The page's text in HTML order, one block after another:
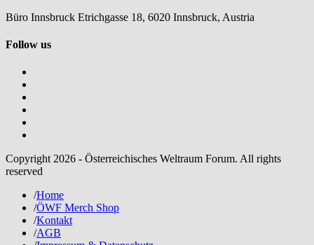
Büro Innsbruck Etrichgasse 18, 6020 Innsbruck, Austria
Follow us
Copyright 2026 - Österreichisches Weltraum Forum. All rights
reserved
/Home
/ÖWF Merch Shop
/Kontakt
/AGB